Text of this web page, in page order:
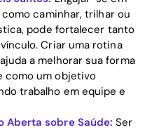
caminhar, trilhar ou
pode fortalecer tanto
Criar uma rotina
a melhorar sua forma
como um objetivo
trabalho em equipe e
Aberta sobre Saúde: Ser